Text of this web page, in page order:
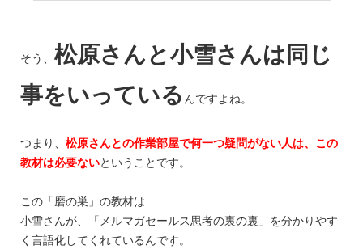
そう、 松原さんと小雪さんは同じ
事をいっている んですよね。
つまり、 松原さんとの作業部屋で何一つ疑問がない人は、この
教材は必要ないということです。
この「磨の巣」の教材は
小雪さんが、「メルマガセールス思考の裏の裏」を分かりやす
く言語化してくれているんです。